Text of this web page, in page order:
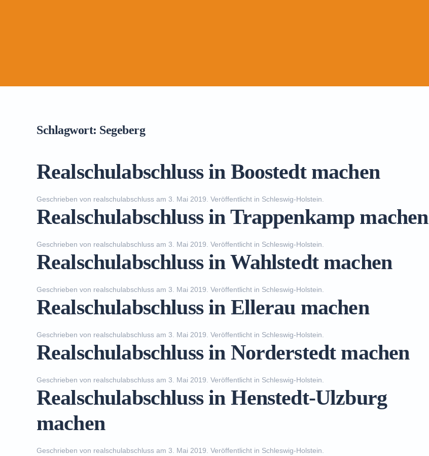
Schlagwort: Segeberg
Realschulabschluss in Boostedt machen
Geschrieben von realschulabschluss am 3. Mai 2019 . Veröffentlicht in Schleswig-Holstein
Realschulabschluss in Trappenkamp machen
Geschrieben von realschulabschluss am 3. Mai 2019 . Veröffentlicht in Schleswig-Holstein
Realschulabschluss in Wahlstedt machen
Geschrieben von realschulabschluss am 3. Mai 2019 . Veröffentlicht in Schleswig-Holstein
Realschulabschluss in Ellerau machen
Geschrieben von realschulabschluss am 3. Mai 2019 . Veröffentlicht in Schleswig-Holstein
Realschulabschluss in Norderstedt machen
Geschrieben von realschulabschluss am 3. Mai 2019 . Veröffentlicht in Schleswig-Holstein
Realschulabschluss in Henstedt-Ulzburg
machen
Geschrieben von realschulabschluss am 3. Mai 2019 . Veröffentlicht in Schleswig-Holstein